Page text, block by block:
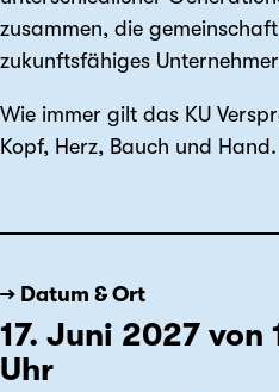
zusammen, die
zukunftsfähiges
Wie immer gilt das KU
Kopf, Herz, Bauch und Hand.
→ Datum & Ort
17. Juni 2027 von
Uhr